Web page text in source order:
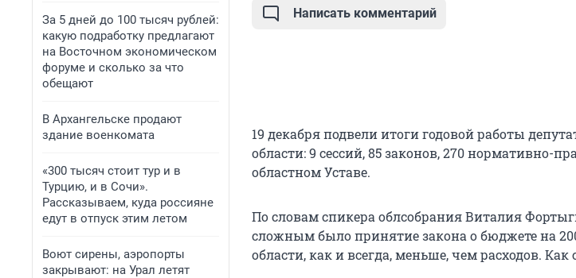
За 5 дней до 100 тысяч рублей:
какую подработку предлагают
на Восточном экономическом
форуме и сколько за что
обещают
В Архангельске продают
здание военкомата
«300 тысяч стоит тур и в
Турцию, и в Сочи».
Рассказываем, куда россияне
едут в отпуск этим летом
Воют сирены, аэропорты
закрывают: на Урал летят
Написать комментарий
19 декабря подвели итоги годовой работы
области: 9 сессий, 85 законов, 270 нормативно-
областном Уставе.
По словам спикера облсобрания Виталия
сложным было принятие закона о бюджете на
области, как и всегда, меньше, чем расходов. Как